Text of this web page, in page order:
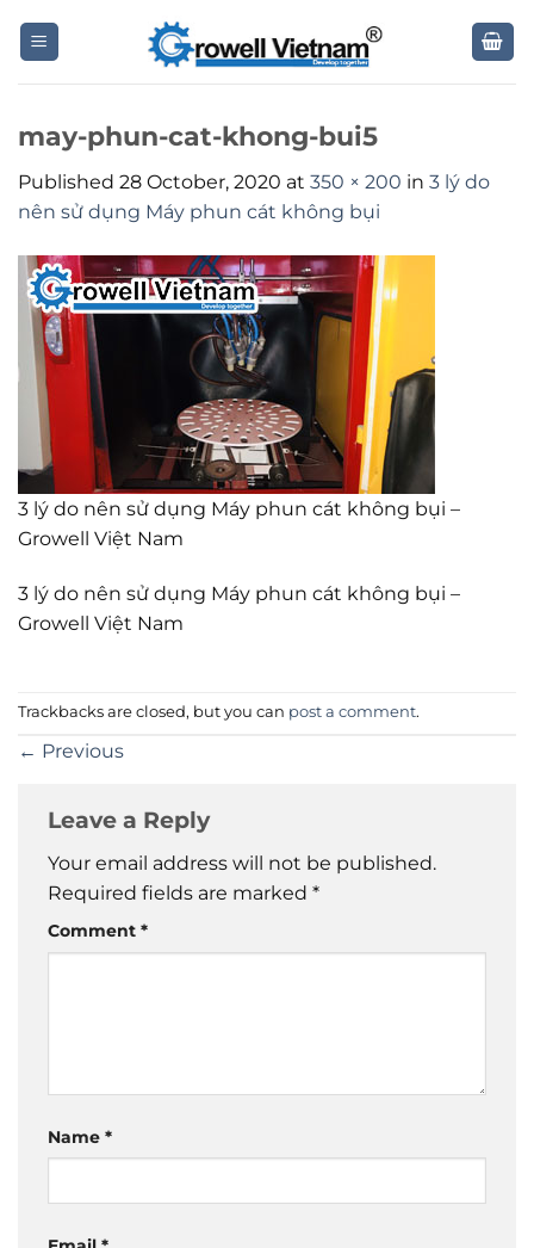
may-phun-cat-khong-bui5
Published 28 October, 2020 at 350 × 200 in 3 lý do
nên sử dụng Máy phun cát không bụi
3 lý do nên sử dụng Máy phun cát không bụi –
Growell Việt Nam
3 lý do nên sử dụng Máy phun cát không bụi –
Growell Việt Nam
Trackbacks are closed, but you can post a comment.
← Previous
Leave a Reply
Your email address will not be published.
Required fields are marked *
Comment *
Name *